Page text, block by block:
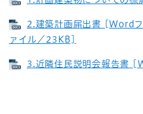
2.建築計画届出書 [Word
ァイル／23KB]
3.近隣住民説明会報告書